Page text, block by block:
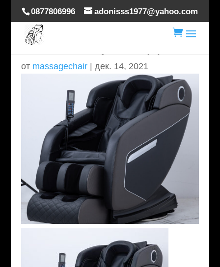
0877806996 adonisss1977@yahoo.com

scaun-masaj-623- (1)
от massagechair| дек. 14, 2021